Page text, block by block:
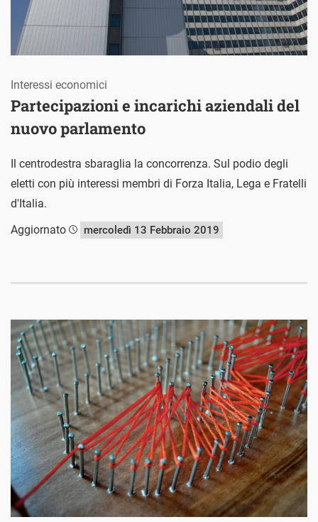
Partecipazioni e incarichi aziendali del
nuovo parlamento
Interessi economici
Il centrodestra sbaraglia la concorrenza. Sul podio degli
eletti con più interessi membri di Forza Italia, Lega e Fratelli
d'Italia.
Aggiornato
mercoledì 13 Febbraio 2019